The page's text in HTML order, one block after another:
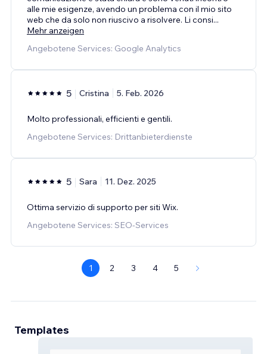
alle mie esigenze, avendo un problema con il mio sito
web che da solo non riuscivo a risolvere. Li consi...
Mehr anzeigen
Angebotene Services: Google Analytics
5 Cristina 5. Feb. 2026
Molto professionali, efficienti e gentili.
Angebotene Services: Drittanbieterdienste
5 Sara 11. Dez. 2025
Ottima servizio di supporto per siti Wix.
Angebotene Services: SEO-Services
1 2 3 4 5
Templates